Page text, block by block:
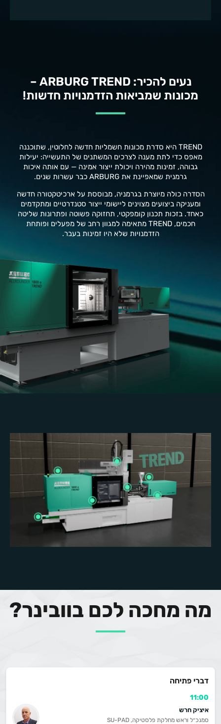
נעים להכיר: ARBURG TREND –
מכונות שמביאות הזדמנויות חדשות!
TREND היא סדרת מכונות חשמליות חדשה לחלוטין, שתוכננה
מאפס כדי לתת מענה לצרכים המשתנים של התעשייה: יעילות
גבוהה, זמינות מהירה ויכולת ייצור אמינה — עם אותה איכות
גרמנית שמאפיינת את ARBURG כבר עשרות שנים.
הסדרה כולה מיוצרת בגרמניה, מבוססת על ארכיטקטורה חדשה
ומעניקה ביצועים מצוינים ליישומי ייצור סטנדרטיים ומתקדמים
כאחד. בזכות תכנון קומפקטי, תחזוקה פשוטה ופתרונות שליטה
חכמים, TREND מתאימה למגוון רחב של מפעלים ופותחת
הזדמנויות שלא היו זמינות בעבר.
מה מחכה לכם בוובינר?
11:00
דברי פתיחה
איציק חרש
סמנכ״ל וראש מחלקת פלסטיקה, SU-PAD